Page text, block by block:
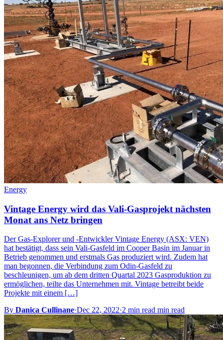
Energy
Vintage Energy wird das Vali-Gasprojekt nächsten
Monat ans Netz bringen
Der Gas-Explorer und -Entwickler Vintage Energy (ASX: VEN)
hat bestätigt, dass sein Vali-Gasfeld im Cooper Basin im Januar in
Betrieb genommen und erstmals Gas produziert wird. Zudem hat
man begonnen, die Verbindung zum Odin-Gasfeld zu
beschleunigen, um ab dem dritten Quartal 2023 Gasproduktion zu
ermöglichen, teilte das Unternehmen mit. Vintage betreibt beide
Projekte mit einem […]
By Danica Cullinane·Dec 22, 2022·2 min read min read